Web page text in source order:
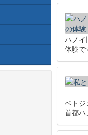
ハノイ
体験で
ベトジ
首都ハ